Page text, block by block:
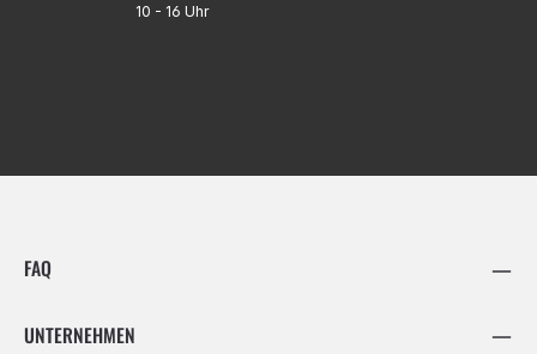
10 - 16 Uhr
FAQ
UNTERNEHMEN